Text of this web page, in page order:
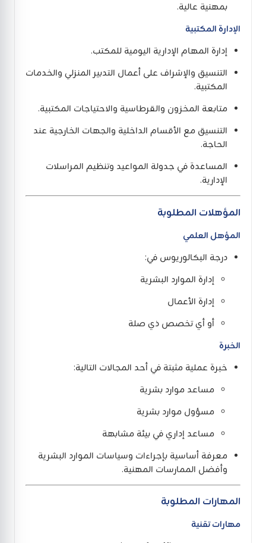
بمهنية عالية.
الإدارة المكتبية
إدارة المهام الإدارية اليومية للمكتب.
التنسيق والإشراف على أعمال التدبير المنزلي والخدمات
المكتبية.
متابعة المخزون والقرطاسية والاحتياجات المكتبية.
التنسيق مع الأقسام الداخلية والجهات الخارجية عند
الحاجة.
المساعدة في جدولة المواعيد وتنظيم المراسلات
الإدارية.
المؤهلات المطلوبة
المؤهل العلمي
درجة البكالوريوس في:
إدارة الموارد البشرية
إدارة الأعمال
أو أي تخصص ذي صلة
الخبرة
خبرة عملية مثبتة في أحد المجالات التالية:
مساعد موارد بشرية
مسؤول موارد بشرية
مساعد إداري في بيئة مشابهة
معرفة أساسية بإجراءات وسياسات الموارد البشرية
وأفضل الممارسات المهنية.
المهارات المطلوبة
مهارات تقنية